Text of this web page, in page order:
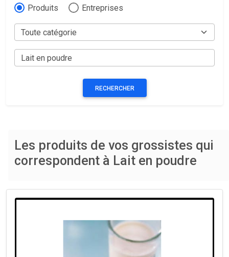
Produits Entreprises
Les produits de vos grossistes qui
correspondent à Lait en poudre